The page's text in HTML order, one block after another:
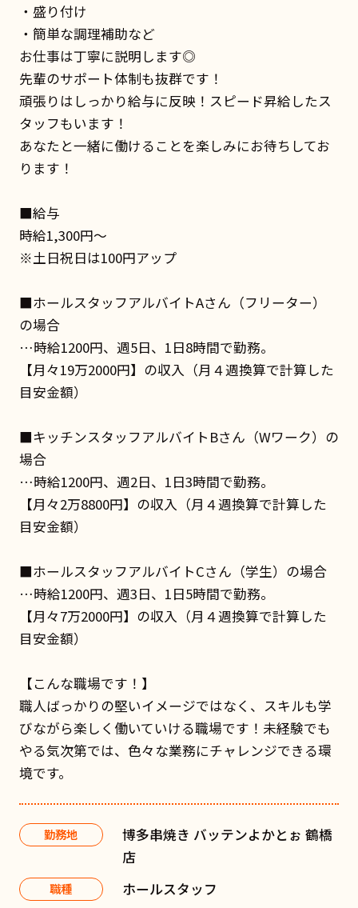
・盛り付け
・簡単な調理補助など
お仕事は丁寧に説明します◎
先輩のサポート体制も抜群です！
頑張りはしっかり給与に反映！スピード昇給したス
タッフもいます！
あなたと一緒に働けることを楽しみにお待ちしてお
ります！
■給与
時給1,300円～
※土日祝日は100円アップ
■ホールスタッフアルバイトAさん（フリーター）
の場合
…時給1200円、週5日、1日8時間で勤務。
【月々19万2000円】の収入（月４週換算で計算した
目安金額）
■キッチンスタッフアルバイトBさん（Wワーク）の
場合
…時給1200円、週2日、1日3時間で勤務。
【月々2万8800円】の収入（月４週換算で計算した
目安金額）
■ホールスタッフアルバイトCさん（学生）の場合
…時給1200円、週3日、1日5時間で勤務。
【月々7万2000円】の収入（月４週換算で計算した
目安金額）
【こんな職場です！】
職人ばっかりの堅いイメージではなく、スキルも学
びながら楽しく働いていける職場です！未経験でも
やる気次第では、色々な業務にチャレンジできる環
境です。
勤務地
博多串焼き バッテンよかとぉ 鶴橋
店
職種 ホールスタッフ